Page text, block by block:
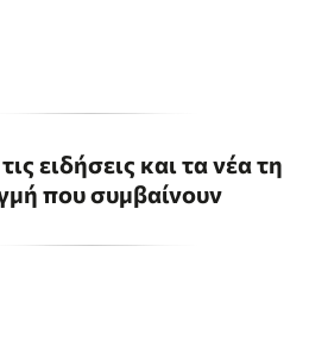
ειδήσεις και τα νέα τη
που συμβαίνουν